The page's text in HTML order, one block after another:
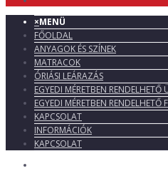
×MENÜ
FŐOLDAL
ANYAGOK ÉS SZÍNEK
MATRACOK
ÓRIÁSI LEÁRAZÁS
EGYEDI MÉRETBEN RENDELHETŐ
EGYEDI MÉRETBEN RENDELHETŐ
KAPCSOLAT
INFORMÁCIÓK
KAPCSOLAT